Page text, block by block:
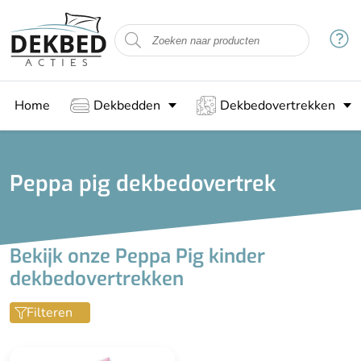
Home Dekbedden Dekbedovertrekken
Peppa pig dekbedovertrek
Bekijk onze Peppa Pig kinder
dekbedovertrekken
Filteren
Filteren
Maat
Kinder overtrek (140x200)
Voor kids
Kinderdekbedovertrek
Meisjes